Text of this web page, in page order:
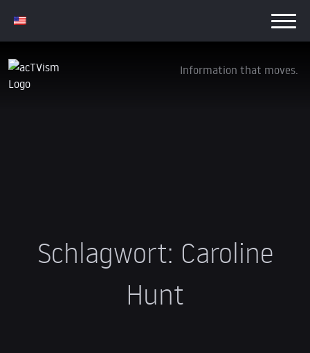
Information that moves.
Schlagwort: Caroline
Hunt